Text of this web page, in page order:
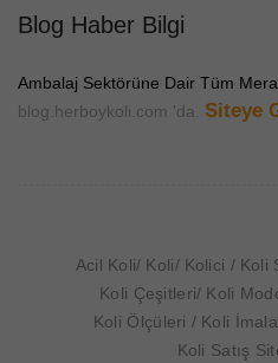
Blog Haber Bilgi
Ambalaj Sektörüne Dair Tüm
blog.herboykoli.com 'da.
Siteye
Acil Koli Koli Kolici Koli
Koli Çeşitleri Koli
Koli Ölçüleri Koli
Koli Satış